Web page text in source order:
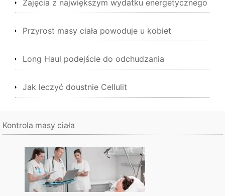
Zajęcia z największym wydatku energetycznego
Przyrost masy ciała powoduje u kobiet
Long Haul podejście do odchudzania
Jak leczyć doustnie Cellulit
Kontrola masy ciała